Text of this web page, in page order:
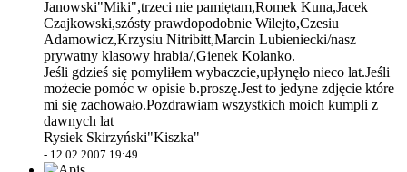
Janowski"Miki",trzeci nie pamiętam,Romek Kuna,Jacek
Czajkowski,szósty prawdopodobnie Wilejto,Czesiu
Adamowicz,Krzysiu Nitribitt,Marcin Lubieniecki/nasz
prywatny klasowy hrabia/,Gienek Kolanko.
Jeśli gdzieś się pomyliłem wybaczcie,upłynęło nieco lat.Jeśli
możecie pomóc w opisie b.proszę.Jest to jedyne zdjęcie które
mi się zachowało.Pozdrawiam wszystkich moich kumpli z
dawnych lat
Rysiek Skirzyński"Kiszka"
- 12.02.2007 19:49